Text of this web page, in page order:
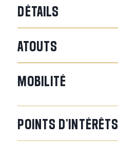
DÉTAILS
ATOUTS
MOBILITÉ
POINTS D'INTÉRÊTS